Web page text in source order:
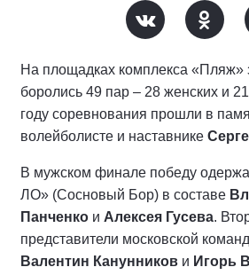
На площадках комплекса «Пляж»
боролись 49 пар – 28 женских и
году соревнования прошли в
волейболисте и наставнике
В мужском финале победу
ЛО» (Сосновый Бор) в составе
Панченко и Алексея Гусева.
представители московской
Валентин Канунников и Игорь